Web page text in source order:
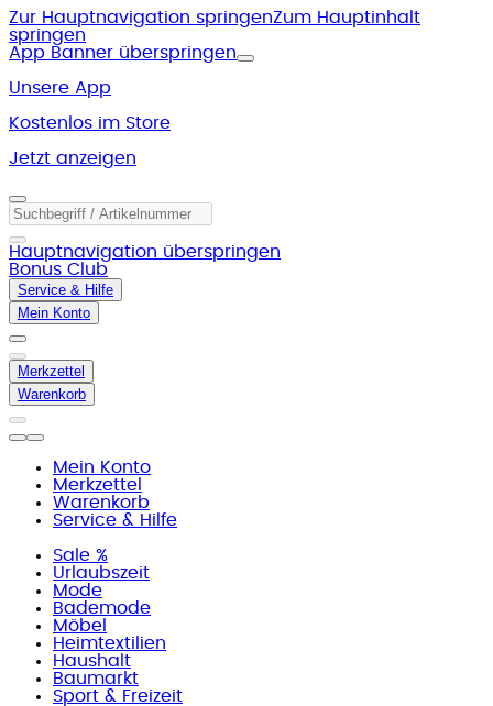
Zur Hauptnavigation springenZum Hauptinhalt
springen
App Banner überspringen
Unsere App
Kostenlos im Store
Jetzt anzeigen
Hauptnavigation überspringen
Bonus Club
Service & Hilfe
Mein Konto
Merkzettel
Warenkorb
Mein Konto
Merkzettel
Warenkorb
Service & Hilfe
Sale %
Urlaubszeit
Mode
Bademode
Möbel
Heimtextilien
Haushalt
Baumarkt
Sport & Freizeit